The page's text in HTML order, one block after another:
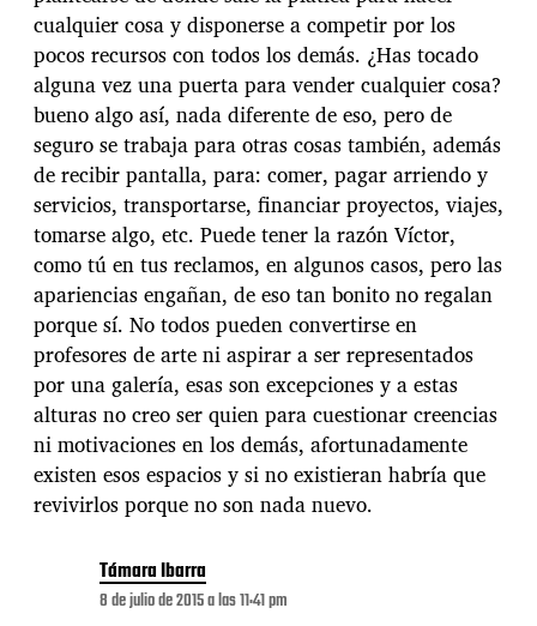
cualquier cosa y disponerse a competir por los
pocos recursos con todos los demás. ¿Has tocado
alguna vez una puerta para vender cualquier cosa?
bueno algo así, nada diferente de eso, pero de
seguro se trabaja para otras cosas también, además
de recibir pantalla, para: comer, pagar arriendo y
servicios, transportarse, financiar proyectos, viajes,
tomarse algo, etc. Puede tener la razón Víctor,
como tú en tus reclamos, en algunos casos, pero las
apariencias engañan, de eso tan bonito no regalan
porque sí. No todos pueden convertirse en
profesores de arte ni aspirar a ser representados
por una galería, esas son excepciones y a estas
alturas no creo ser quien para cuestionar creencias
ni motivaciones en los demás, afortunadamente
existen esos espacios y si no existieran habría que
revivirlos porque no son nada nuevo.
Támara Ibarra
8 de julio de 2015 a las 11:41 pm